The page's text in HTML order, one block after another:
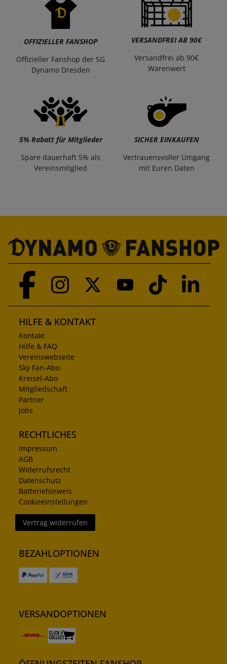
OFFIZIELLER FANSHOP
Offizieller Fanshop der SG
Dynamo Dresden
VERSANDFREI AB 90€
Versandfrei ab 90€
Warenwert
5% Rabatt für Mitglieder
Spare dauerhaft 5% als
Vereinsmitglied
SICHER EINKAUFEN
Vertrauensvoller Umgang
mit Euren Daten
HILFE & KONTAKT
Kontakt
Hilfe & FAQ
Vereinswebseite
Sky Fan-Abo
Kreisel-Abo
Mitgliedschaft
Partner
Jobs
RECHTLICHES
Impressum
AGB
Widerrufsrecht
Datenschutz
Batteriehinweis
Cookieeinstellungen
Vertrag widerrufen
BEZAHLOPTIONEN
VERSANDOPTIONEN